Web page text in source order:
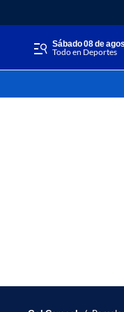
sábado 08 de
Todo en Deportes